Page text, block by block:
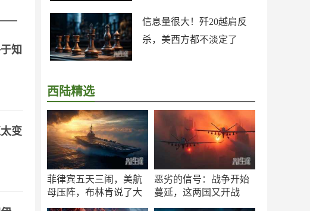
信息量很大！歼20越肩反
杀，美西方都不淡定了
西陆精选
菲律宾五天三闹，美航
母压阵，布林肯说了大
恶劣的信号：战争开始
蔓延，这两国又开战
知
变